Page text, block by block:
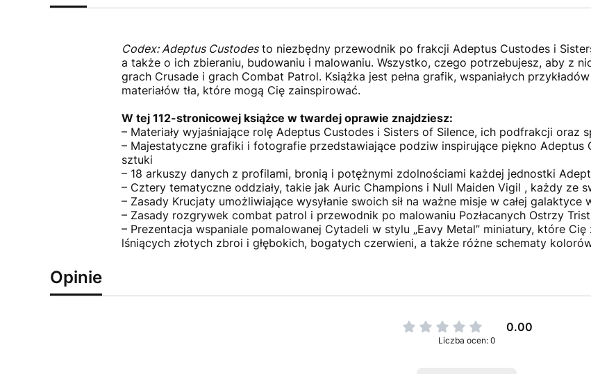
Codex: Adeptus Custodesto niezbędny przewodnik po frakcji Adeptus Custodes i
a także o ich zbieraniu, budowaniu i malowaniu. Wszystko, czego potrzebujesz, aby z
grach Crusade i grach Combat Patrol. Książka jest pełna grafik, wspaniałych
materiałów tła, które mogą Cię zainspirować.
W tej 112-stronicowej książce w twardej oprawie znajdziesz:
– Materiały wyjaśniające rolę Adeptus Custodes i Sisters of Silence, ich podfrakcji oraz
– Majestatyczne grafiki i fotografie przedstawiające podziw inspirujące piękno Adeptus
sztuki
– 18 arkuszy danych z profilami, bronią i potężnymi zdolnościami każdej jednostki
– Cztery tematyczne oddziały, takie jak Auric Champions i Null Maiden Vigil , każdy ze
– Zasady Krucjaty umożliwiające wysyłanie swoich sił na ważne misje w całej galaktyce
– Zasady rozgrywek combat patrol i przewodnik po malowaniu Pozłacanych Ostrzy
– Prezentacja wspaniale pomalowanej Cytadeli w stylu „Eavy Metal” miniatury, które
lśniących złotych zbroi i głębokich, bogatych czerwieni, a także różne schematy
Opinie
0.00
Liczba ocen: 0